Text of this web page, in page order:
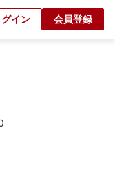
グイン 会員登録